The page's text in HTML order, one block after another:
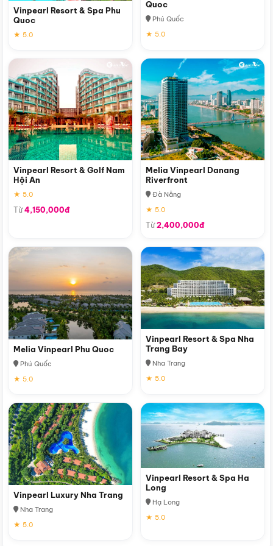
Vinpearl Resort & Spa Phu
Quoc
★ 5.0
Quoc
Phú Quốc
★ 5.0
Vinpearl Resort & Golf Nam
Hội An
★ 5.0
Từ4,150,000đ
Melia Vinpearl Danang
Riverfront
Đà Nẵng
★ 5.0
Từ2,400,000đ
Melia Vinpearl Phu Quoc
Phú Quốc
★ 5.0
Vinpearl Resort & Spa Nha
Trang Bay
Nha Trang
★ 5.0
Vinpearl Luxury Nha Trang
Nha Trang
★ 5.0
Vinpearl Resort & Spa Ha
Long
Hạ Long
★ 5.0